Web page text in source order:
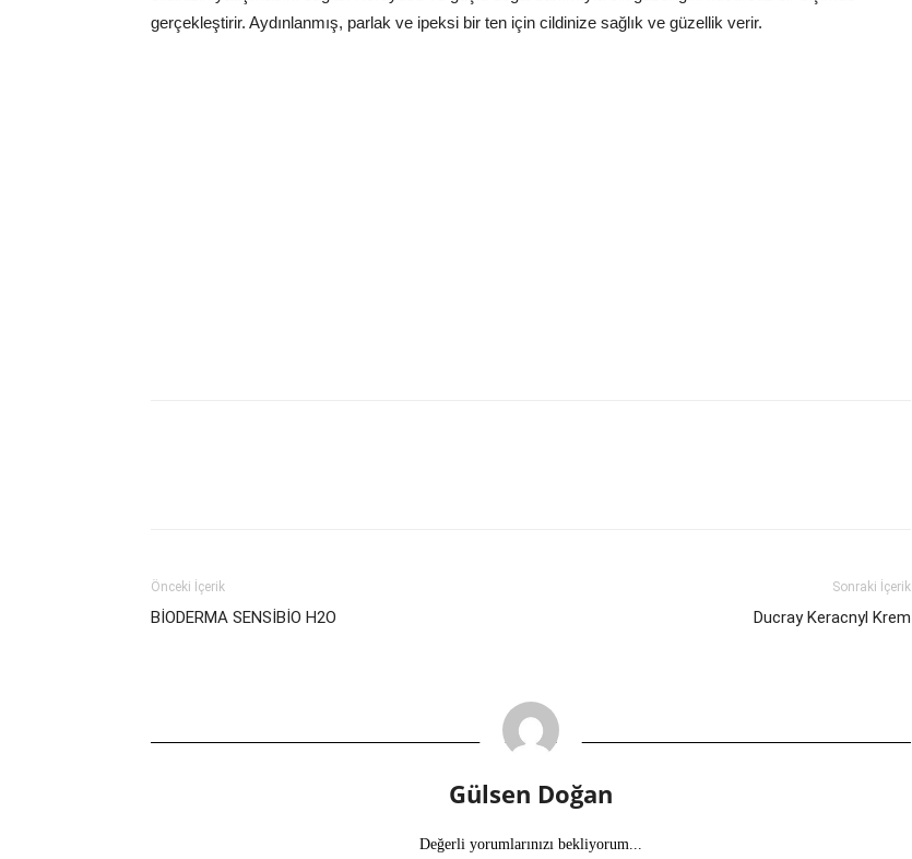
gerçekleştirir. Aydınlanmış, parlak ve ipeksi bir ten için cildinize sağlık ve güzellik verir.
Önceki İçerik
BİODERMA SENSİBİO H2O
Sonraki İçerik
Ducray Keracnyl Krem
Gülsen Doğan
Değerli yorumlarınızı bekliyorum...